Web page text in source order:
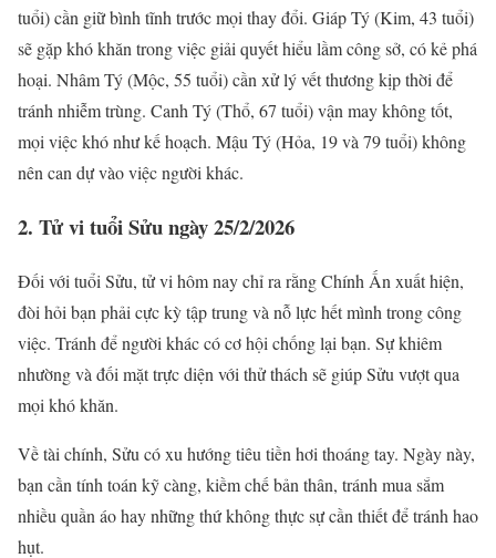
tuổi) cần giữ bình tĩnh trước mọi thay đổi. Giáp Tý (Kim, 43 tuổi)
sẽ gặp khó khăn trong việc giải quyết hiểu lầm công sở, có kẻ phá
hoại. Nhâm Tý (Mộc, 55 tuổi) cần xử lý vết thương kịp thời để
tránh nhiễm trùng. Canh Tý (Thổ, 67 tuổi) vận may không tốt,
mọi việc khó như kế hoạch. Mậu Tý (Hỏa, 19 và 79 tuổi) không
nên can dự vào việc người khác.
2. Tử vi tuổi Sửu ngày 25/2/2026
Đối với tuổi Sửu, tử vi hôm nay chỉ ra rằng Chính Ấn xuất hiện,
đòi hỏi bạn phải cực kỳ tập trung và nỗ lực hết mình trong công
việc. Tránh để người khác có cơ hội chống lại bạn. Sự khiêm
nhường và đối mặt trực diện với thử thách sẽ giúp Sửu vượt qua
mọi khó khăn.
Về tài chính, Sửu có xu hướng tiêu tiền hơi thoáng tay. Ngày này,
bạn cần tính toán kỹ càng, kiềm chế bản thân, tránh mua sắm
nhiều quần áo hay những thứ không thực sự cần thiết để tránh hao
hụt.